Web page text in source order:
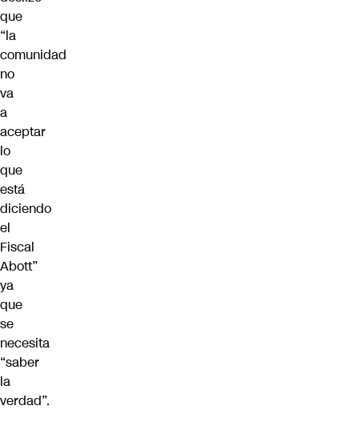
que
“la
comunidad
no
va
a
aceptar
lo
que
está
diciendo
el
Fiscal
Abott”
ya
que
se
necesita
“saber
la
verdad”.